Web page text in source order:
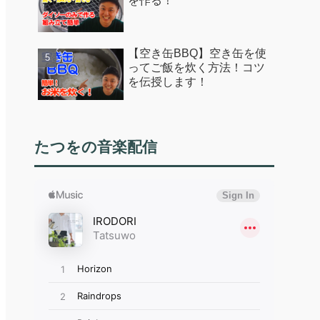
【空き缶BBQ】空き缶を使
ってご飯を炊く方法！コツ
を伝授します！
たつをの音楽配信